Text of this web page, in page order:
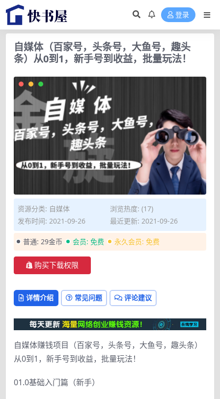
登录
自媒体（百家号，头条号，大鱼号，趣头
条）从0到1，新手号到收益，批量玩法！
资源分类: 自媒体
浏览热度: (17)
发布时间: 2021-09-26
最近更新: 2021-09-26
普通: 29金币 会员: 免费 永久会员: 免费
购买下载权限
详情介绍 常见问题 评论建议
自媒体赚钱项目（百家号，头条号，大鱼号，趣头条）
从0到1，新手号到收益，批量玩法！
01.0基础入门篇（新手）